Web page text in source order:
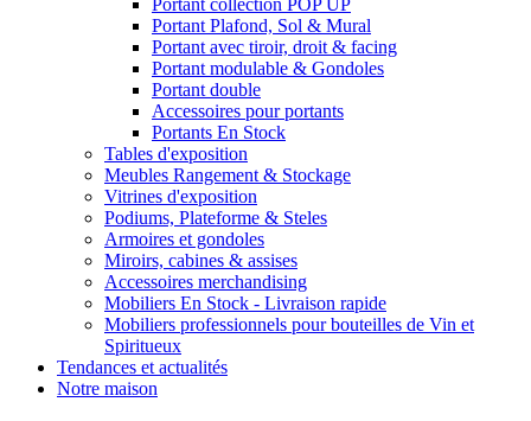
Portant collection POP UP
Portant Plafond, Sol & Mural
Portant avec tiroir, droit & facing
Portant modulable & Gondoles
Portant double
Accessoires pour portants
Portants En Stock
Tables d'exposition
Meubles Rangement & Stockage
Vitrines d'exposition
Podiums, Plateforme & Steles
Armoires et gondoles
Miroirs, cabines & assises
Accessoires merchandising
Mobiliers En Stock - Livraison rapide
Mobiliers professionnels pour bouteilles de Vin et
Spiritueux
Tendances et actualités
Notre maison